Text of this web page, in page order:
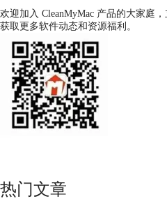
欢迎加入 CleanMyMac 产品的大家庭，
获取更多软件动态和资源福利。
热门文章